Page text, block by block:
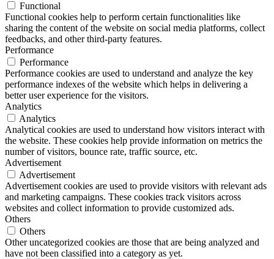
Functional
Functional cookies help to perform certain functionalities like
sharing the content of the website on social media platforms, collect
feedbacks, and other third-party features.
Performance
Performance
Performance cookies are used to understand and analyze the key
performance indexes of the website which helps in delivering a
better user experience for the visitors.
Analytics
Analytics
Analytical cookies are used to understand how visitors interact with
the website. These cookies help provide information on metrics the
number of visitors, bounce rate, traffic source, etc.
Advertisement
Advertisement
Advertisement cookies are used to provide visitors with relevant ads
and marketing campaigns. These cookies track visitors across
websites and collect information to provide customized ads.
Others
Others
Other uncategorized cookies are those that are being analyzed and
have not been classified into a category as yet.